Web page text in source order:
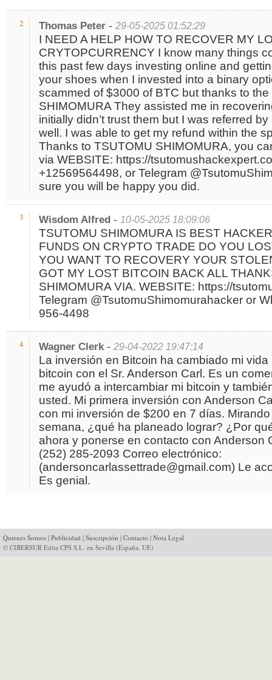
2 Thomas Peter- 29-05-2025 01:52:29
I NEED A HELP HOW TO RECOVER MY
CRYTOPCURRENCY I know many things
this past few days investing online and
your shoes when I invested into a binary
scammed of $3000 of BTC but thanks to
SHIMOMURA They assisted me in
initially didn’t trust them but I was referred
well. I was able to get my refund within the
Thanks to TSUTOMU SHIMOMURA, you
via WEBSITE: https://
+12569564498, or Telegram
sure you will be happy you did.
3 Wisdom Alfred- 10-05-2025 18:09:06
TSUTOMU SHIMOMURA IS BEST
FUNDS ON CRYPTO TRADE DO YOU
YOU WANT TO RECOVERY YOUR
GOT MY LOST BITCOIN BACK ALL
SHIMOMURA VIA. WEBSITE: https://
Telegram @TsutomuShimomurahacker or
956-4498
4 Wagner Clerk- 29-04-2022 19:47:14
La inversión en Bitcoin ha cambiado mi
bitcoin con el Sr. Anderson Carl. Es un
me ayudó a intercambiar mi bitcoin y
usted. Mi primera inversión con Anderson
con mi inversión de $200 en 7 días.
semana, ¿qué ha planeado lograr? ¿Por
ahora y ponerse en contacto con Anderson
(252) 285-2093 Correo electrónico:
(andersoncarlassettrade@gmail.com) Le
Es genial.
Quienes Somos | Publicidad | Suscripción | Contacto | Nota Legal
© CIBERSUR Edita CPS S.L. en Sevilla (España, UE)